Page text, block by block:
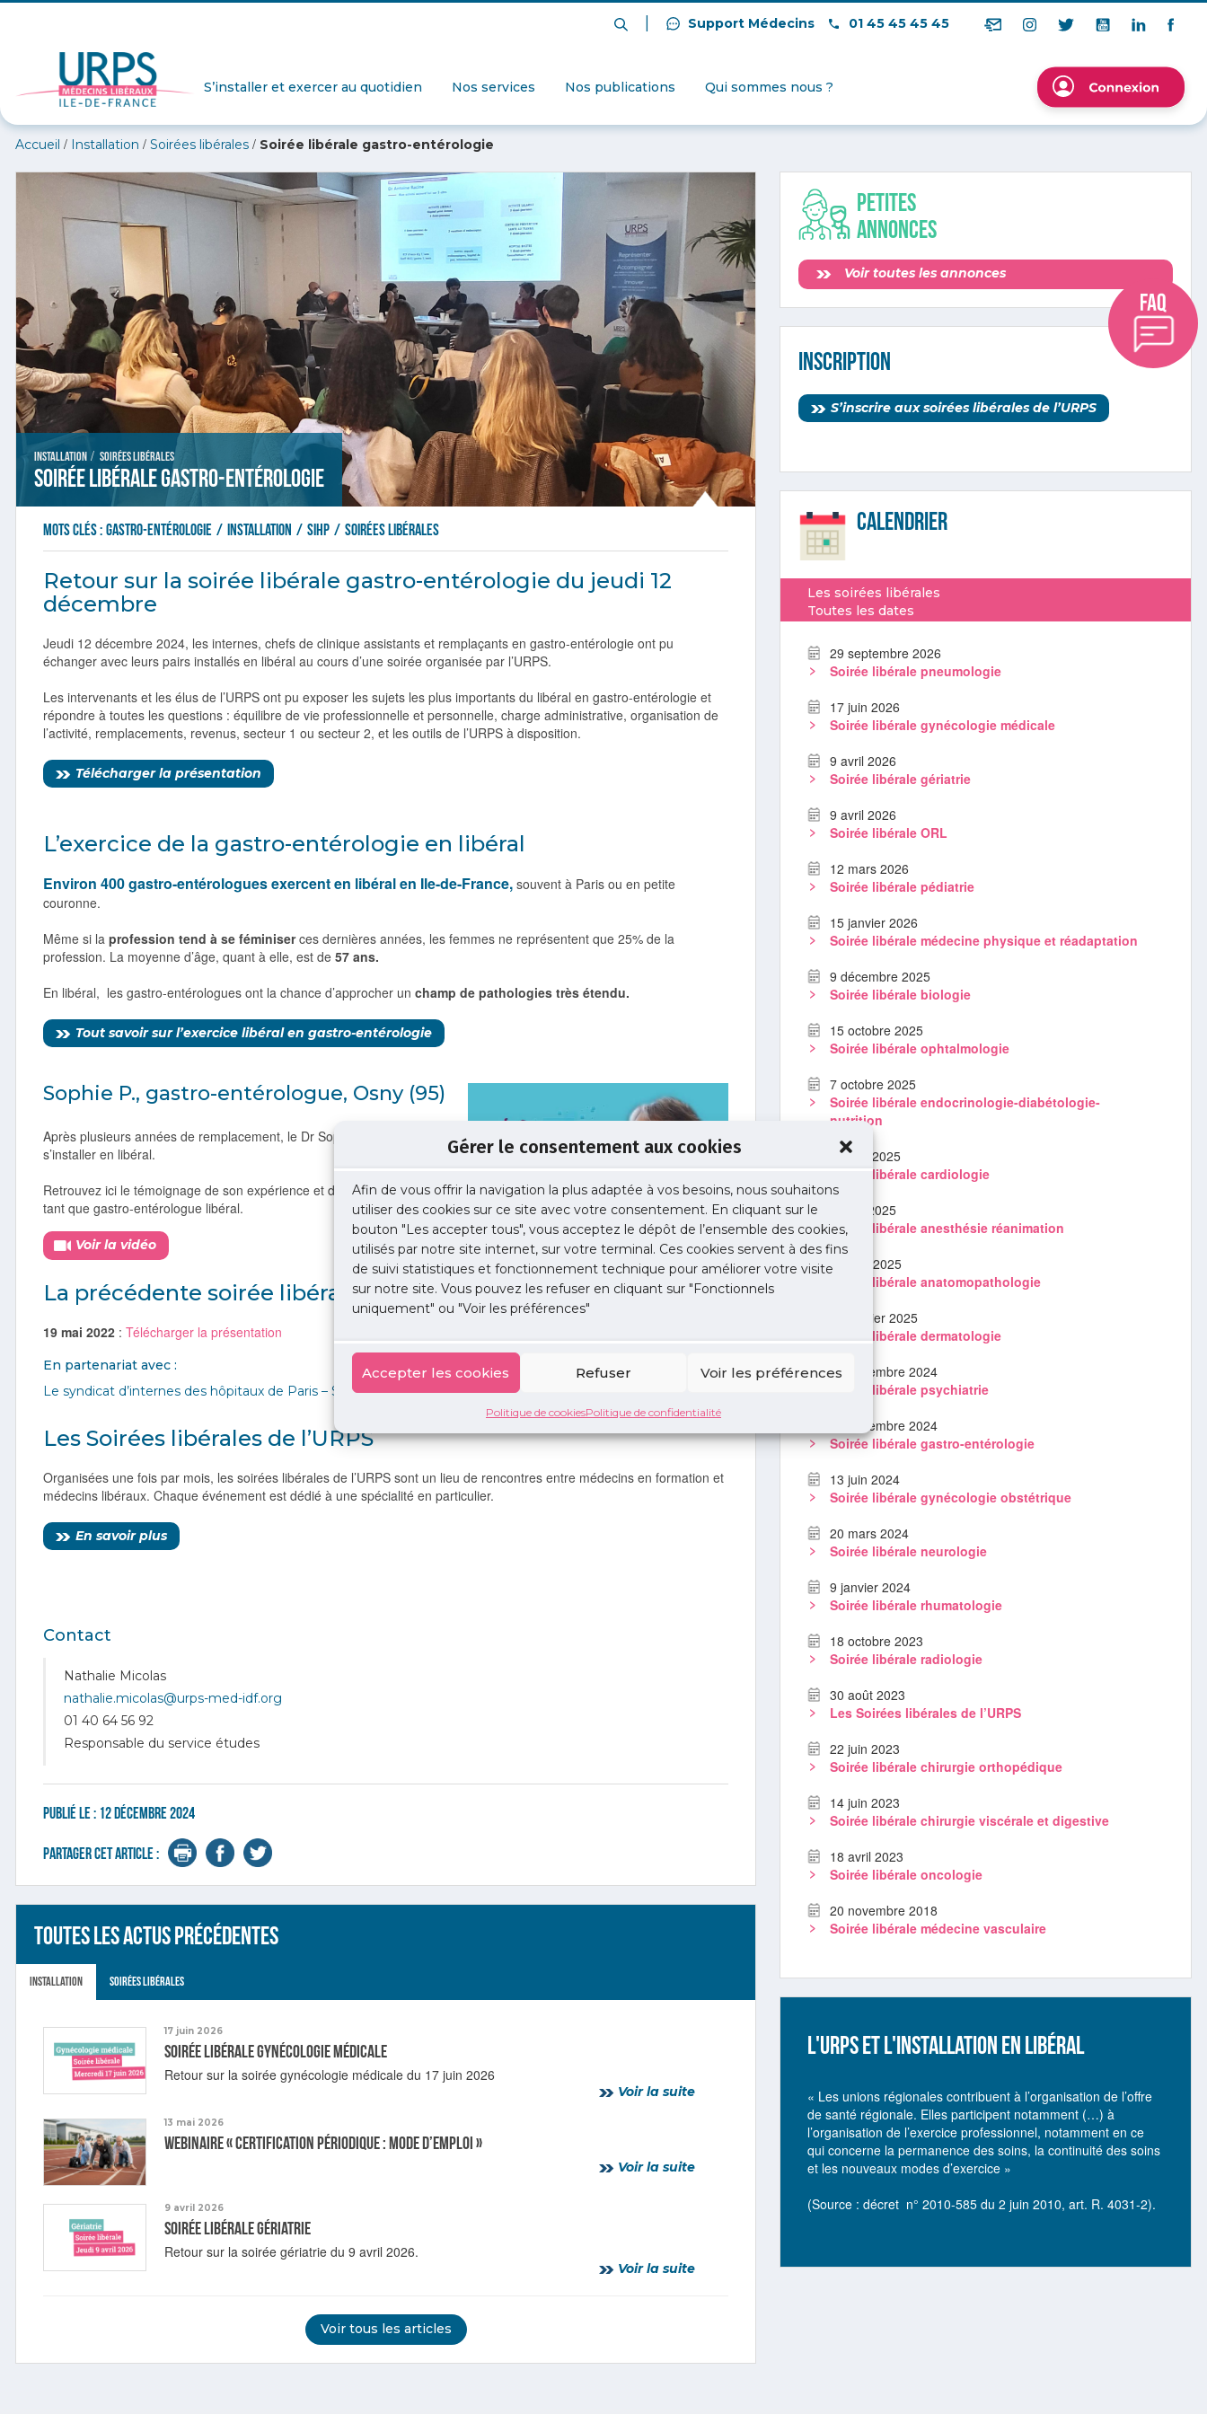
Gérer le consentement aux cookies
Afin de vous offrir la navigation la plus adaptée à vos besoins, nous souhaitons
utiliser des cookies sur ce site avec votre consentement. En cliquant sur le
bouton "Les accepter tous", vous acceptez le dépôt de l’ensemble des cookies,
utilisés par notre site internet, sur votre terminal. Ces cookies servent à des fins
de suivi statistiques et fonctionnement technique pour améliorer votre visite
sur notre site. Vous pouvez les refuser en cliquant sur "Fonctionnels
uniquement" ou "Voir les préférences"
Accepter les cookies Refuser Voir les préférences
Politique de cookiesPolitique de confidentialité
Support Médecins 01 45 45 45 45
S’installer et exercer au quotidien Nos services Nos publications Qui sommes nous ?
Accueil / Installation / Soirées libérales / Soirée libérale gastro-entérologie
Installation / Soirées libérales
Soirée libérale gastro-entérologie
Mots clés :gastro-entérologie / installation / sihp / soirées libérales
Retour sur la soirée libérale gastro-entérologie du jeudi 12
décembre
Jeudi 12 décembre 2024, les internes, chefs de clinique assistants et remplaçants en gastro-entérologie ont pu
échanger avec leurs pairs installés en libéral au cours d’une soirée organisée par l’URPS.
Les intervenants et les élus de l’URPS ont pu exposer les sujets les plus importants du libéral en gastro-entérologie et
répondre à toutes les questions : équilibre de vie professionnelle et personnelle, charge administrative, organisation de
l’activité, remplacements, revenus, secteur 1 ou secteur 2, et les outils de l’URPS à disposition.
Télécharger la présentation
L’exercice de la gastro-entérologie en libéral
Environ 400 gastro-entérologues exercent en libéral en Ile-de-France, souvent à Paris ou en petite
couronne.
Même si la profession tend à se féminiserces dernières années, les femmes ne représentent que 25% de la
profession. La moyenne d’âge, quant à elle, est de 57 ans.
En libéral, les gastro-entérologues ont la chance d’approcher un champ de pathologies très étendu.
Tout savoir sur l’exercice libéral en gastro-entérologie
Sophie P., gastro-entérologue, Osny (95)
Après plusieurs années de remplacement, le Dr Sophie P. a choisi de
s’installer en libéral.
Retrouvez ici le témoignage de son expérience et de son quotidien en
tant que gastro-entérologue libéral.
Voir la vidéo
La précédente soirée libérale gastro-entérologie
19 mai 2022 : Télécharger la présentation
En partenariat avec :
Le syndicat d’internes des hôpitaux de Paris – SIHP
Les Soirées libérales de l’URPS
Organisées une fois par mois, les soirées libérales de l’URPS sont un lieu de rencontres entre médecins en formation et
médecins libéraux. Chaque événement est dédié à une spécialité en particulier.
En savoir plus
Contact
Nathalie Micolas
nathalie.micolas@urps-med-idf.org
01 40 64 56 92
Responsable du service études
Publié le : 12 décembre 2024
Partager cet article :
Toutes les actus précédentes
Installation Soirées libérales
17 juin 2026
Soirée libérale gynécologie médicale
Retour sur la soirée gynécologie médicale du 17 juin 2026
Voir la suite
13 mai 2026
Webinaire « Certification périodique : mode d’emploi »
Voir la suite
9 avril 2026
Soirée libérale gériatrie
Retour sur la soirée gériatrie du 9 avril 2026.
Voir la suite
Voir tous les articles
Petites
annonces
Voir toutes les annonces
INSCRIPTION
S’inscrire aux soirées libérales de l’URPS
Calendrier
Les soirées libérales
Toutes les dates
29 septembre 2026
Soirée libérale pneumologie
17 juin 2026
Soirée libérale gynécologie médicale
9 avril 2026
Soirée libérale gériatrie
9 avril 2026
Soirée libérale ORL
12 mars 2026
Soirée libérale pédiatrie
15 janvier 2026
Soirée libérale médecine physique et réadaptation
9 décembre 2025
Soirée libérale biologie
15 octobre 2025
Soirée libérale ophtalmologie
7 octobre 2025
Soirée libérale endocrinologie-diabétologie-
nutrition
22 mai 2025
Soirée libérale cardiologie
9 avril 2025
Soirée libérale anesthésie réanimation
4 mars 2025
Soirée libérale anatomopathologie
22 janvier 2025
Soirée libérale dermatologie
19 décembre 2024
Soirée libérale psychiatrie
12 décembre 2024
Soirée libérale gastro-entérologie
13 juin 2024
Soirée libérale gynécologie obstétrique
20 mars 2024
Soirée libérale neurologie
9 janvier 2024
Soirée libérale rhumatologie
18 octobre 2023
Soirée libérale radiologie
30 août 2023
Les Soirées libérales de l’URPS
22 juin 2023
Soirée libérale chirurgie orthopédique
14 juin 2023
Soirée libérale chirurgie viscérale et digestive
18 avril 2023
Soirée libérale oncologie
20 novembre 2018
Soirée libérale médecine vasculaire
L'URPS ET L'INSTALLATION EN LIBÉRAL
« Les unions régionales contribuent à l’organisation de l’offre
de santé régionale. Elles participent notamment (…) à
l’organisation de l’exercice professionnel, notamment en ce
qui concerne la permanence des soins, la continuité des soins
et les nouveaux modes d’exercice »
(Source : décret n° 2010-585 du 2 juin 2010, art. R. 4031-2).